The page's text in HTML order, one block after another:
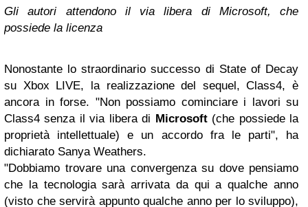
Gli autori attendono il via libera di Microsoft, che
possiede la licenza
Nonostante lo straordinario successo di State of Decay
su Xbox LIVE, la realizzazione del sequel, Class4, è
ancora in forse. "Non possiamo cominciare i lavori su
Class4 senza il via libera di Microsoft(che possiede la
proprietà intellettuale) e un accordo fra le parti", ha
dichiarato Sanya Weathers.
"Dobbiamo trovare una convergenza su dove pensiamo
che la tecnologia sarà arrivata da qui a qualche anno
(visto che servirà appunto qualche anno per lo sviluppo),